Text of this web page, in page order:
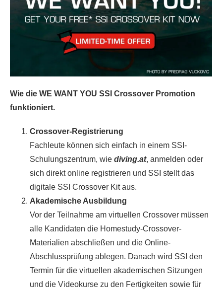
Wie die WE WANT YOU SSI Crossover Promotion
funktioniert.
Crossover-Registrierung
Fachleute können sich einfach in einem SSI-
Schulungszentrum, wie diving.at, anmelden oder
sich direkt online registrieren und SSI stellt das
digitale SSI Crossover Kit aus.
Akademische Ausbildung
Vor der Teilnahme am virtuellen Crossover müssen
alle Kandidaten die Homestudy-Crossover-
Materialien abschließen und die Online-
Abschlussprüfung ablegen. Danach wird SSI den
Termin für die virtuellen akademischen Sitzungen
und die Videokurse zu den Fertigkeiten sowie für